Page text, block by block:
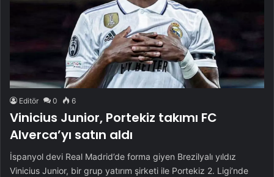
Editör 0 6
Vinicius Junior, Portekiz takımı FC
Alverca’yı satın aldı
İspanyol devi Real Madrid’de forma giyen Brezilyalı yıldız
Vinicius Junior, bir grup yatırım şirketi ile Portekiz 2. Ligi’nde